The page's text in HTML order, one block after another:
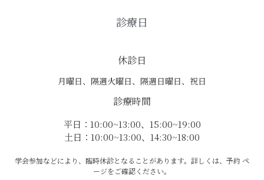
診療日
休診日
月曜日、隔週火曜日、隔週日曜日、祝日
診療時間
平日：10:00~13:00、15:00~19:00
土日：10:00~13:00、14:30~18:00
学会参加などにより、臨時休診となることがあります。詳しくは、予約 ペ
ージをご確認ください。